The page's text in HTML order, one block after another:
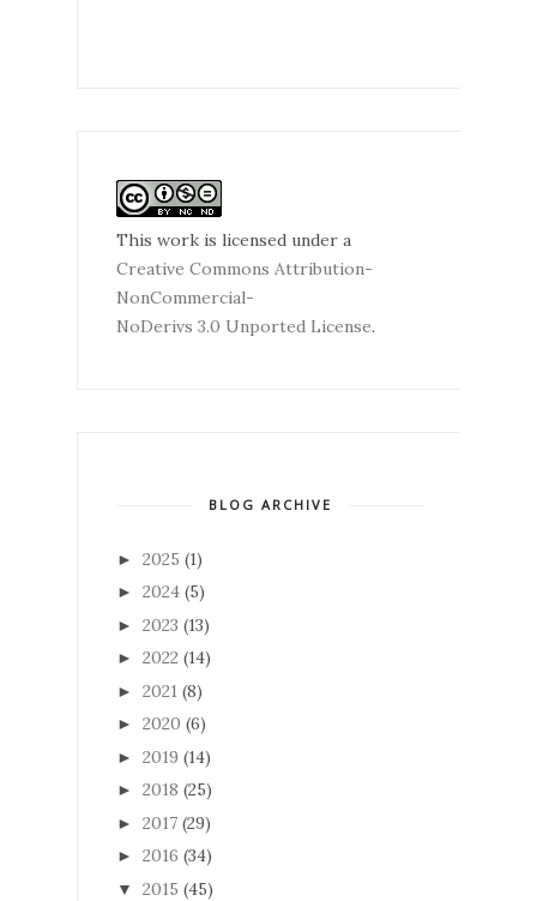
This work is licensed under a
Creative Commons Attribution-
NonCommercial-
NoDerivs 3.0 Unported License.
BLOG ARCHIVE
► 2025 (1)
► 2024 (5)
► 2023 (13)
► 2022 (14)
► 2021 (8)
► 2020 (6)
► 2019 (14)
► 2018 (25)
► 2017 (29)
► 2016 (34)
▼ 2015 (45)